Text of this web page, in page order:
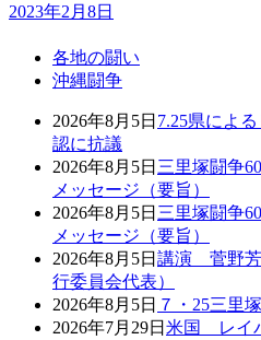
2023年2月8日
各地の闘い
沖縄闘争
2026年8月5日 7.25県によ
認に抗議
2026年8月5日 三里塚闘争
メッセージ（要旨）
2026年8月5日 三里塚闘争
メッセージ（要旨）
2026年8月5日 講演 菅野芳
行委員会代表）
2026年8月5日 ７・25三里
2026年7月29日 米国 レイ